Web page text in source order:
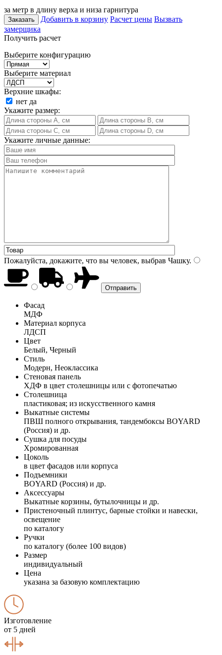
за метр в длину верха и низа гарнитура
Заказать Добавить в корзину Расчет цены Вызвать
замерщика
Получить расчет
Выберите конфигурацию
Выберите материал
Верхние шкафы:
нет да
Укажите размер:
Укажите личные данные:
Пожалуйста, докажите, что вы человек, выбрав Чашку.
Фасад
МДФ
Материал корпуса
ЛДСП
Цвет
Белый, Черный
Стиль
Модерн, Неоклассика
Стеновая панель
ХДФ в цвет столешницы или с фотопечатью
Столешница
пластиковая; из искусственного камня
Выкатные системы
ПВШ полного открывания, тандембоксы BOYARD
(Россия) и др.
Сушка для посуды
Хромированная
Цоколь
в цвет фасадов или корпуса
Подъемники
BOYARD (Россия) и др.
Аксессуары
Выкатные корзины, бутылочницы и др.
Пристеночный плинтус, барные стойки и навески,
освещение
по каталогу
Ручки
по каталогу (более 100 видов)
Размер
индивидуальный
Цена
указана за базовую комплектацию
Изготовление
от 5 дней